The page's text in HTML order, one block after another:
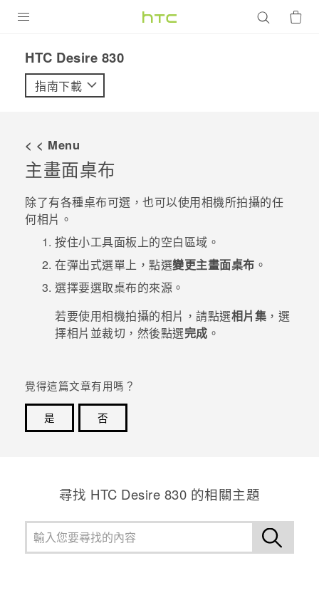
VIVE
優惠專區
校園專案
銷售通路
支援服務
VIVELAND
HTC Desire 830‎
指南下載
< < Menu
主畫面桌布
除了有各種桌布可選，也可以使用相機所拍攝的任
何相片。
按住小工具面板上的空白區域。
在彈出式選單上，點選變更主畫面桌布 。
選擇要選取桌布的來源。
若要使用相機拍攝的相片，請點選相片集 ，選
擇相片並裁切，然後點選完成 。
覺得這篇文章有用嗎？
是
否
尋找 HTC Desire 830 的相關主題